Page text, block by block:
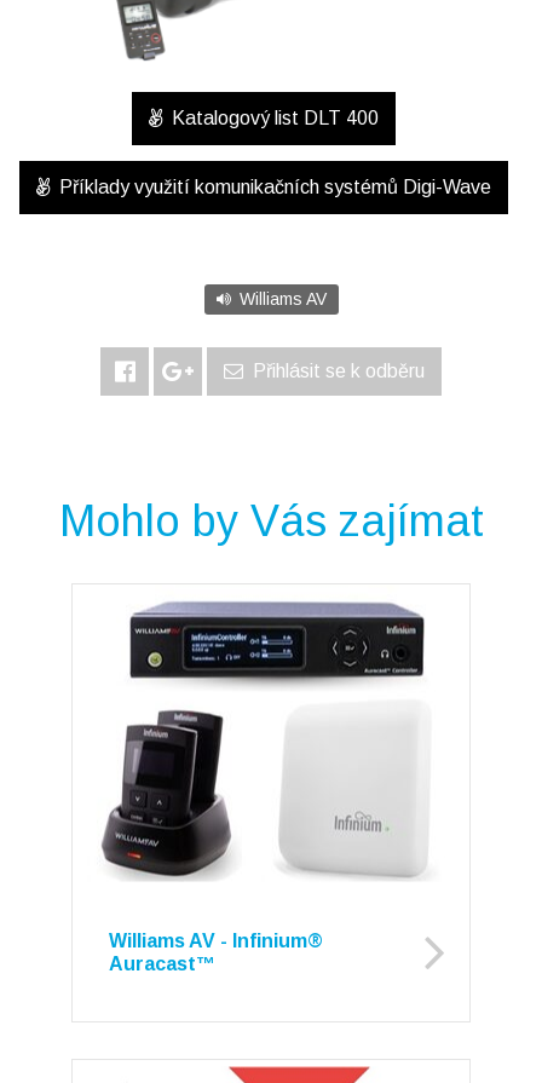
Katalogový list DLT 400
Příklady využití komunikačních systémů Digi-Wave
Williams AV
Přihlásit se k odběru
Mohlo by Vás zajímat
Williams AV - Infinium®
Auracast™